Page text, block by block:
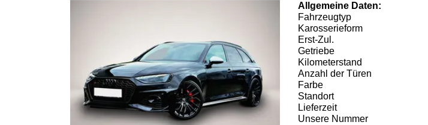
Allgemeine Daten:
Fahrzeugtyp
Karosserieform
Erst-Zul.
Getriebe
Kilometerstand
Anzahl der Türen
Farbe
Standort
Lieferzeit
Unsere Nummer